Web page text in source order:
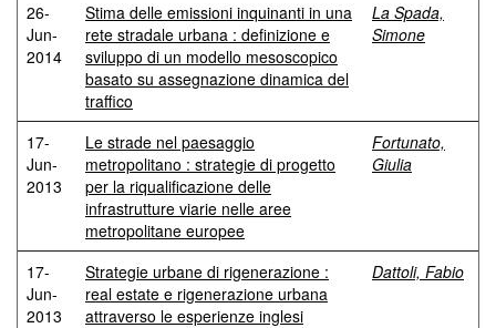
26-
Jun-
2014
Stima delle emissioni inquinanti in una
rete stradale urbana : definizione e
sviluppo di un modello mesoscopico
basato su assegnazione dinamica del
traffico
La Spada,
Simone
17-
Jun-
2013
Le strade nel paesaggio
metropolitano : strategie di progetto
per la riqualificazione delle
infrastrutture viarie nelle aree
metropolitane europee
Fortunato,
Giulia
17-
Jun-
2013
Strategie urbane di rigenerazione :
real estate e rigenerazione urbana
attraverso le esperienze inglesi
Dattoli, Fabio